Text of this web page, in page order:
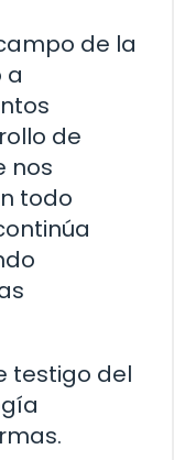
de la
a
de
nos
todo
testigo del